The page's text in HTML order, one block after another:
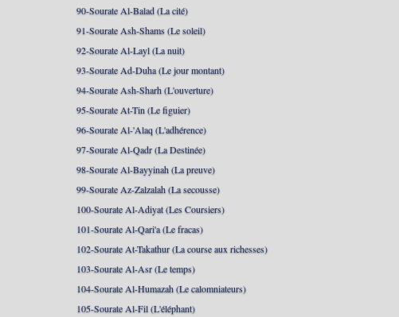
90-Sourate Al-Balad (La cité)
91-Sourate Ash-Shams (Le soleil)
92-Sourate Al-Layl (La nuit)
93-Sourate Ad-Duha (Le jour montant)
94-Sourate Ash-Sharh (L'ouverture)
95-Sourate At-Tin (Le figuier)
96-Sourate Al-'Alaq (L'adhérence)
97-Sourate Al-Qadr (La Destinée)
98-Sourate Al-Bayyinah (La preuve)
99-Sourate Az-Zalzalah (La secousse)
100-Sourate Al-Adiyat (Les Coursiers)
101-Sourate Al-Qari'a (Le fracas)
102-Sourate At-Takathur (La course aux richesses)
103-Sourate Al-Asr (Le temps)
104-Sourate Al-Humazah (Le calomniateurs)
105-Sourate Al-Fil (L'éléphant)